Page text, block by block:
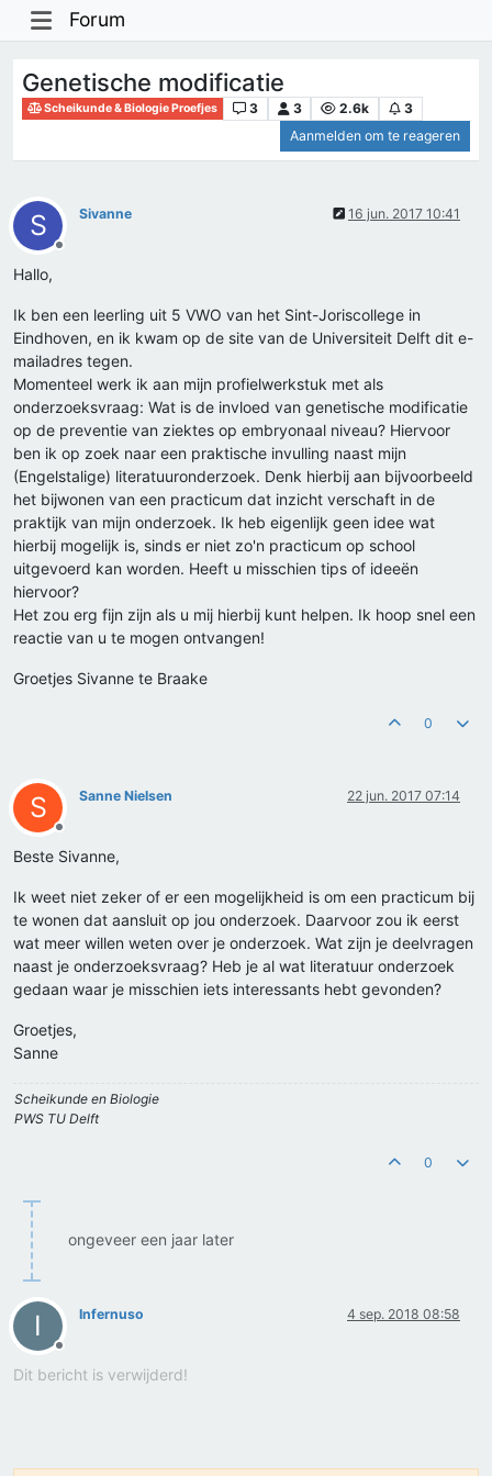
Forum
Genetische modificatie
Scheikunde & Biologie Proefjes 3 3 2.6k
3
Aanmelden om te reageren
S
Offline
Sivanne 16 jun. 2017 10:41
Hallo,
Ik ben een leerling uit 5 VWO van het Sint-Joriscollege in
Eindhoven, en ik kwam op de site van de Universiteit Delft dit e-
mailadres tegen.
Momenteel werk ik aan mijn profielwerkstuk met als
onderzoeksvraag: Wat is de invloed van genetische modificatie
op de preventie van ziektes op embryonaal niveau? Hiervoor
ben ik op zoek naar een praktische invulling naast mijn
(Engelstalige) literatuuronderzoek. Denk hierbij aan bijvoorbeeld
het bijwonen van een practicum dat inzicht verschaft in de
praktijk van mijn onderzoek. Ik heb eigenlijk geen idee wat
hierbij mogelijk is, sinds er niet zo'n practicum op school
uitgevoerd kan worden. Heeft u misschien tips of ideeën
hiervoor?
Het zou erg fijn zijn als u mij hierbij kunt helpen. Ik hoop snel een
reactie van u te mogen ontvangen!
Groetjes Sivanne te Braake
0
S
Offline
Sanne Nielsen 22 jun. 2017 07:14
Beste Sivanne,
Ik weet niet zeker of er een mogelijkheid is om een practicum bij
te wonen dat aansluit op jou onderzoek. Daarvoor zou ik eerst
wat meer willen weten over je onderzoek. Wat zijn je deelvragen
naast je onderzoeksvraag? Heb je al wat literatuur onderzoek
gedaan waar je misschien iets interessants hebt gevonden?
Groetjes,
Sanne
Scheikunde en Biologie
PWS TU Delft
0
ongeveer een jaar later
I
Offline
Infernuso 4 sep. 2018 08:58
Dit bericht is verwijderd!